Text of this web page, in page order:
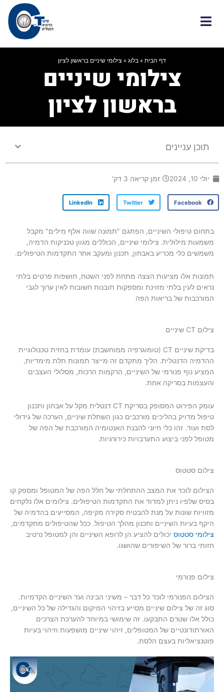
לתוכן
דף הבית » בלוג » צילומי שיניים בראשון לציון
צילומי שיניים
בראשון לציון
תוכן עניינים
יולי 10, 2024 זמן קריאה 3 דק'
Facebook
Twitter
LinkedIn
בתחום טיפולי השיניים, הפתגם "תמונה שווה אלף מילים" מקבל
משמעות מילולית. צילומי שיניים, הכוללים מגוון טכניקות הדמיה,
משמשים כלי מכריע באבחון, תכנון ומעקב אחר התקדמות הטיפולים.
תמונות אלו מציעות הצצה מתחת לפני השטח, חושפות פרטים בלתי
נראים לעין בלתי מזוינת ומספקות תובנות חשובות לאין ערוך לגבי
המורכבות של בריאות הפה
צילום CT שיניים
בדיקת שיניים CT (טומוגרפיה ממוחשבת) עומדת בחזית טכנולוגיית
ההדמיה הדנטלית. הליך מתקדם זה מייצר תמונות תלת מימדיות,
המציע נוף פנורמי של השיניים, הרקמות הרכות, מסלולי העצבים
והעצמות בסריקה אחת.
עומק הפירוט המסופק בסריקת CT דנטלית מקל על אבחון ותכנון
טיפול מדויק בהליכים מורכבים כגון השתלת שיניים, הערכה של גידולי
לסת ועוד. זהו כלי חיוני להבנת האנטומיה המורכבת של הפה של
מטופל לפני ביצוע התערבויות כירורגיות.
צילום סטטוס
הצילום לוכד את המצב ההתחלתי של חלל הפה של המטופל ומספק קו
בסיס שלפיו ניתן למדוד את התקדמות הטיפולים. צילומים אלו נלקחים
מזוויות שונות על מנת להבטיח סקירה מקיפה, המסייעים בהדמיה של
היקף בעיות השיניים ותכנון מהלך הטיפול. ככל שהטיפולים מתקדמים,
צילומי סטטוס יכולים להציע הן לרופא השיניים והן למטופל נרטיב
חזותי ברור של השיפורים שהושגו.
צילום פנורמי
הצילום הפנורמי לוכד כל דבר – משיני הבינה ועד השיניים הקדמיות.
סוג זה של צילום שיניים מסייע בזיהוי המיקום והגדילה של כל השיניים,
כולל אלו שטרם התבקעו. זה שימושי במיוחד להערכת הצרכים
האורתודונטיים של המטופלים, זיהוי שיניים מושפעות וזיהוי בעיות
פוטנציאליות בעצם הלסת.